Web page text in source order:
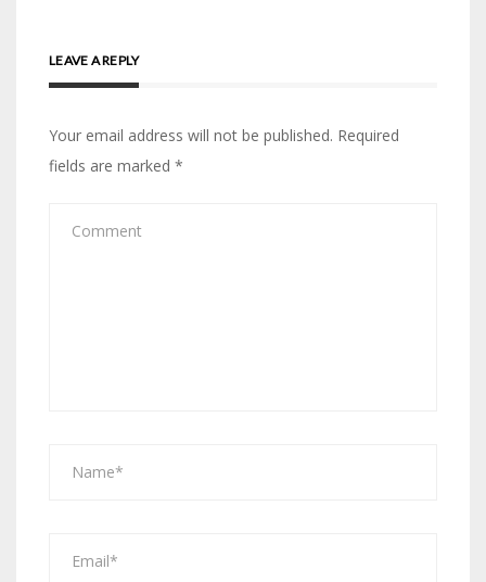
LEAVE A REPLY
Your email address will not be published. Required
fields are marked *